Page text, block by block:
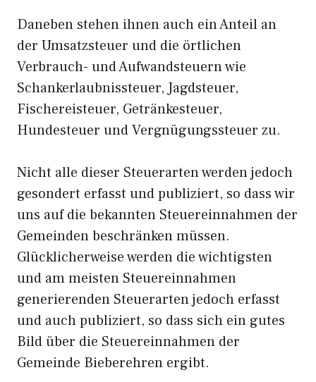
Daneben stehen ihnen auch ein Anteil an
der Umsatzsteuer und die örtlichen
Verbrauch- und Aufwandsteuern wie
Schankerlaubnissteuer, Jagdsteuer,
Fischereisteuer, Getränkesteuer,
Hundesteuer und Vergnügungssteuer zu.
Nicht alle dieser Steuerarten werden jedoch
gesondert erfasst und publiziert, so dass wir
uns auf die bekannten Steuereinnahmen der
Gemeinden beschränken müssen.
Glücklicherweise werden die wichtigsten
und am meisten Steuereinnahmen
generierenden Steuerarten jedoch erfasst
und auch publiziert, so dass sich ein gutes
Bild über die Steuereinnahmen der
Gemeinde Bieberehren ergibt.